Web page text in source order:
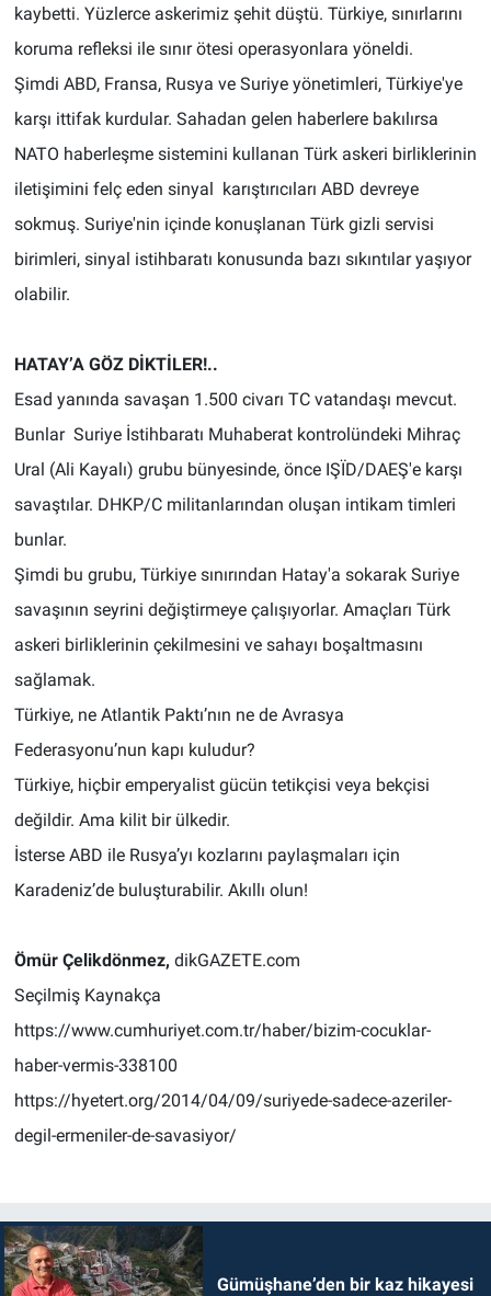
kaybetti. Yüzlerce askerimiz şehit düştü. Türkiye, sınırlarını
koruma refleksi ile sınır ötesi operasyonlara yöneldi.
Şimdi ABD, Fransa, Rusya ve Suriye yönetimleri, Türkiye'ye
karşı ittifak kurdular. Sahadan gelen haberlere bakılırsa
NATO haberleşme sistemini kullanan Türk askeri birliklerinin
iletişimini felç eden sinyal karıştırıcıları ABD devreye
sokmuş. Suriye'nin içinde konuşlanan Türk gizli servisi
birimleri, sinyal istihbaratı konusunda bazı sıkıntılar yaşıyor
olabilir.
HATAY’A GÖZ DİKTİLER!..
Esad yanında savaşan 1.500 civarı TC vatandaşı mevcut.
Bunlar Suriye İstihbaratı Muhaberat kontrolündeki Mihraç
Ural (Ali Kayalı) grubu bünyesinde, önce IŞÏD/DAEŞ'e karşı
savaştılar. DHKP/C militanlarından oluşan intikam timleri
bunlar.
Şimdi bu grubu, Türkiye sınırından Hatay'a sokarak Suriye
savaşının seyrini değiştirmeye çalışıyorlar. Amaçları Türk
askeri birliklerinin çekilmesini ve sahayı boşaltmasını
sağlamak.
Türkiye, ne Atlantik Paktı’nın ne de Avrasya
Federasyonu’nun kapı kuludur?
Türkiye, hiçbir emperyalist gücün tetikçisi veya bekçisi
değildir. Ama kilit bir ülkedir.
İsterse ABD ile Rusya’yı kozlarını paylaşmaları için
Karadeniz’de buluşturabilir. Akıllı olun!
Ömür Çelikdönmez, dikGAZETE.com
Seçilmiş Kaynakça
https://www.cumhuriyet.com.tr/haber/bizim-cocuklar-
haber-vermis-338100
https://hyetert.org/2014/04/09/suriyede-sadece-azeriler-
degil-ermeniler-de-savasiyor/
Gümüşhane’den bir kaz hikayesi